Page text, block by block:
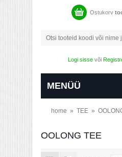
Ostukorv
Logi sisse või
MENÜÜ
home » TEE »
OOLONG TEE